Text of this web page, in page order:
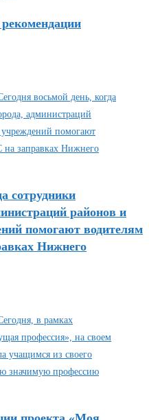
сотрудники
районов и
помогают водителям
Нижнего